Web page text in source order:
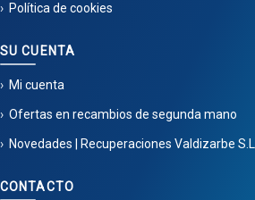
Política de cookies
SU CUENTA
Mi cuenta
Ofertas en recambios de segunda mano
Novedades | Recuperaciones Valdizarbe S.L.
CONTACTO